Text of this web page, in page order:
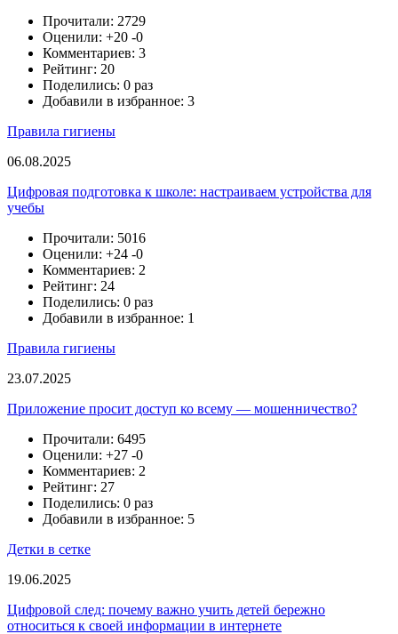
Прочитали: 2729
Оценили: +20 -0
Комментариев: 3
Рейтинг: 20
Поделились: 0 раз
Добавили в избранное: 3
Правила гигиены
06.08.2025
Цифровая подготовка к школе: настраиваем устройства для
учебы
Прочитали: 5016
Оценили: +24 -0
Комментариев: 2
Рейтинг: 24
Поделились: 0 раз
Добавили в избранное: 1
Правила гигиены
23.07.2025
Приложение просит доступ ко всему — мошенничество?
Прочитали: 6495
Оценили: +27 -0
Комментариев: 2
Рейтинг: 27
Поделились: 0 раз
Добавили в избранное: 5
Детки в сетке
19.06.2025
Цифровой след: почему важно учить детей бережно
относиться к своей информации в интернете